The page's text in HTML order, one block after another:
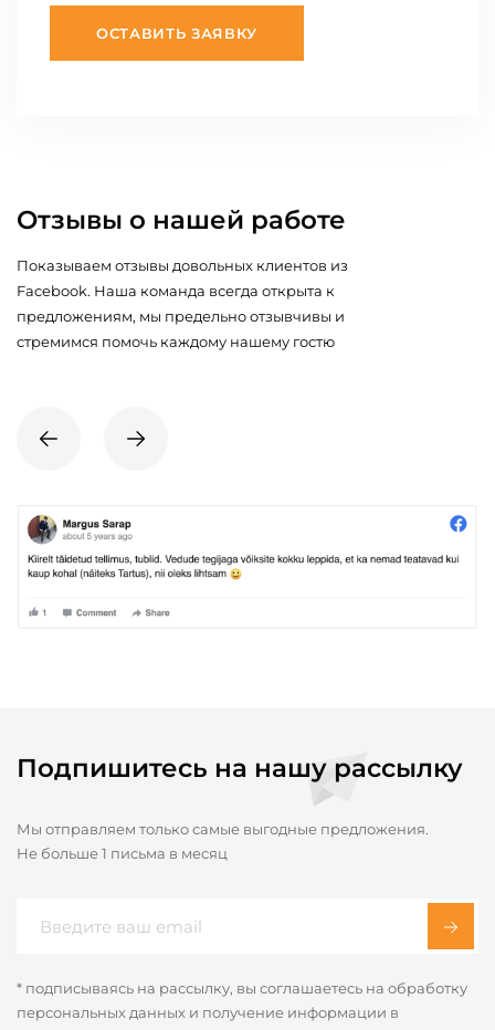
ОСТАВИТЬ ЗАЯВКУ
Отзывы о нашей работе
Показываем отзывы довольных клиентов из
Facebook. Наша команда всегда открыта к
предложениям, мы предельно отзывчивы и
стремимся помочь каждому нашему гостю
Подпишитесь на нашу рассылку
Мы отправляем только самые выгодные предложения.
Не больше 1 письма в месяц
* подписываясь на рассылку, вы соглашаетесь на обработку
персональных данных и получение информации в